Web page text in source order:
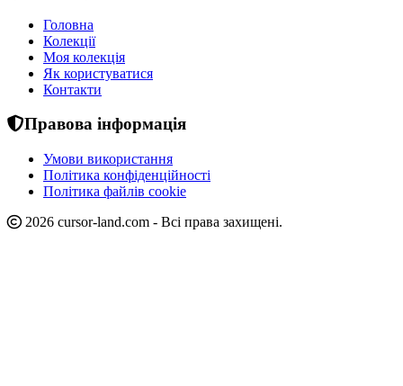
Головна
Колекції
Моя колекція
Як користуватися
Контакти
Правова інформація
Умови використання
Політика конфіденційності
Політика файлів cookie
2026 cursor-land.com - Всі права захищені.